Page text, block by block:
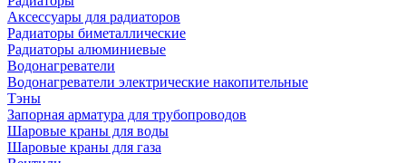
Аксессуары для радиаторов
Радиаторы биметаллические
Радиаторы алюминиевые
Водонагреватели
Водонагреватели электрические накопительные
Тэны
Запорная арматура для трубопроводов
Шаровые краны для воды
Шаровые краны для газа